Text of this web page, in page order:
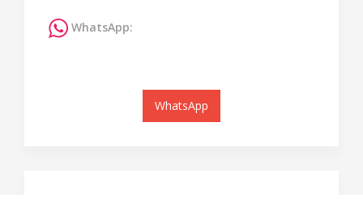
WhatsApp:
WhatsApp